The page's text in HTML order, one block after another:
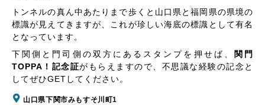
トンネルの真ん中あたりまで歩くと山口県と福岡県の県境の
標識が見えてきますが、これが珍しい海底の標識として有名
となっています。
下関側と門司側の双方にあるスタンプを押せば、
関門
TOPPA！記念証がもらえますので、不思議な経験の記念と
してぜひGETしてください。
山口県下関市みもすそ川町1